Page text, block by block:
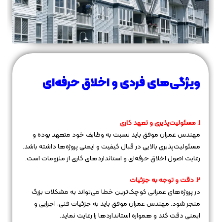
ویژگی‌های فردی و اخلاق حرفه‌ای
1. مسئولیت‌پذیری و تعهد کاری
مهندس عمران موفق باید نسبت به وظایف خود متعهد بوده و
مسئولیت‌پذیری بالایی در قبال کیفیت و ایمنی پروژه‌ها داشته باشد.
رعایت اصول اخلاق حرفه‌ای و استانداردهای کاری از ملزومات است.
2. دقت و توجه به جزئیات
در پروژه‌های عمرانی کوچک‌ترین خطا می‌تواند به مشکلات بزرگ
منجر شود. مهندس عمران موفق باید به جزئیات فنی، اجرایی و
ایمنی دقت کند و همواره استانداردها را رعایت نماید.